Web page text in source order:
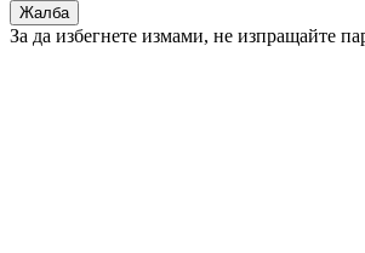
Жалба
За да избегнете измами, не изпращайте